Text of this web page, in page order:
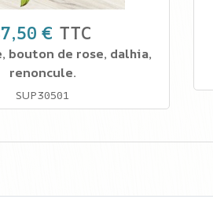
€ TTC
bouton de rose, dalhia,
renoncule.
SUP30501